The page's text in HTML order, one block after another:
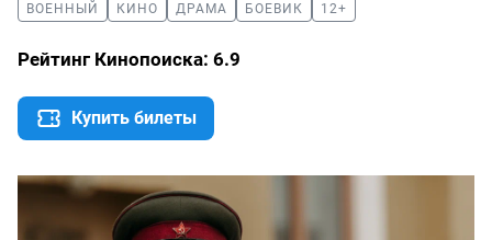
ВОЕННЫЙ КИНО ДРАМА БОЕВИК 12+
Рейтинг Кинопоиска: 6.9
Купить билеты